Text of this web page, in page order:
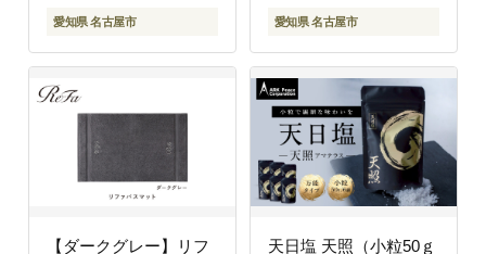
愛知県 名古屋市 愛知県 名古屋市
【ダークグレー】リフ
天日塩 天照（小粒50ｇ